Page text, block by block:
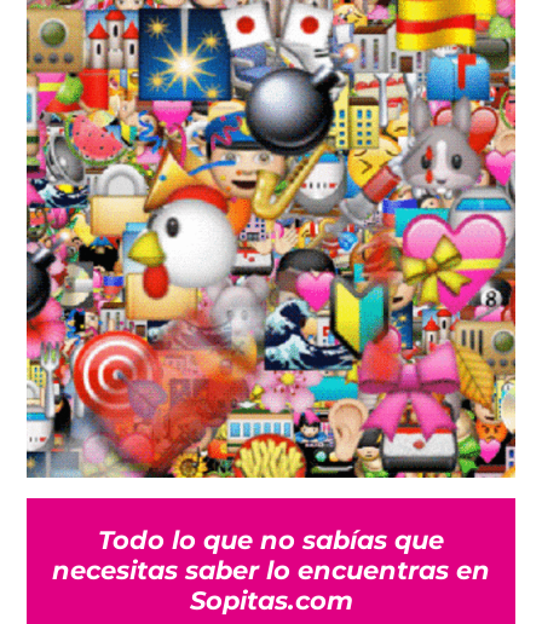
Todo lo que no sabías que
necesitas saber lo encuentras en
Sopitas.com